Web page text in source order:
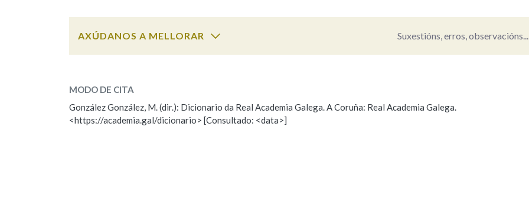
AXÚDANOS A MELLORAR Suxestións, erros, observacións...
ESCOLLE UNHA OPCIÓN:
Observación Hai un erro na palabra Propoño mellorar a definición
MODO DE CITA
González González, M. (dir.): Dicionario da Real Academia Galega. A Coruña: Real Academia Galega.
<https://academia.gal/dicionario> [Consultado: <data>]